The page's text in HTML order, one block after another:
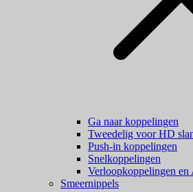
Ga naar koppelingen
Tweedelig voor HD
Push-in koppelingen
Snelkoppelingen
Verloopkoppelingen en
Smeernippels